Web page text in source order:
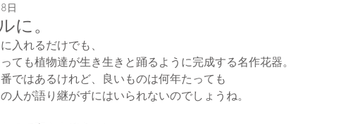
に。
日
入れるだけでも、
ても植物達が生き生きと踊るように完成する名作花器。
ではあるけれど、良いものは何年たっても
人が語り継がずにはいられないのでしょうね。